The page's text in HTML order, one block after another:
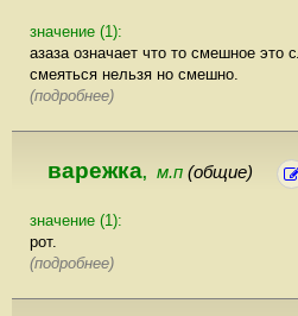
значение (1):
азаза означает что то смешное это
смеяться нельзя но смешно.
(подробнее)
варежка, м.п (общие)
значение (1):
рот.
(подробнее)